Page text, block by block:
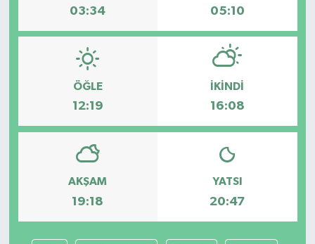
03:34 05:10
ÖĞLE
12:19
İKINDI
16:08
AKŞAM
19:18
YATSI
20:47